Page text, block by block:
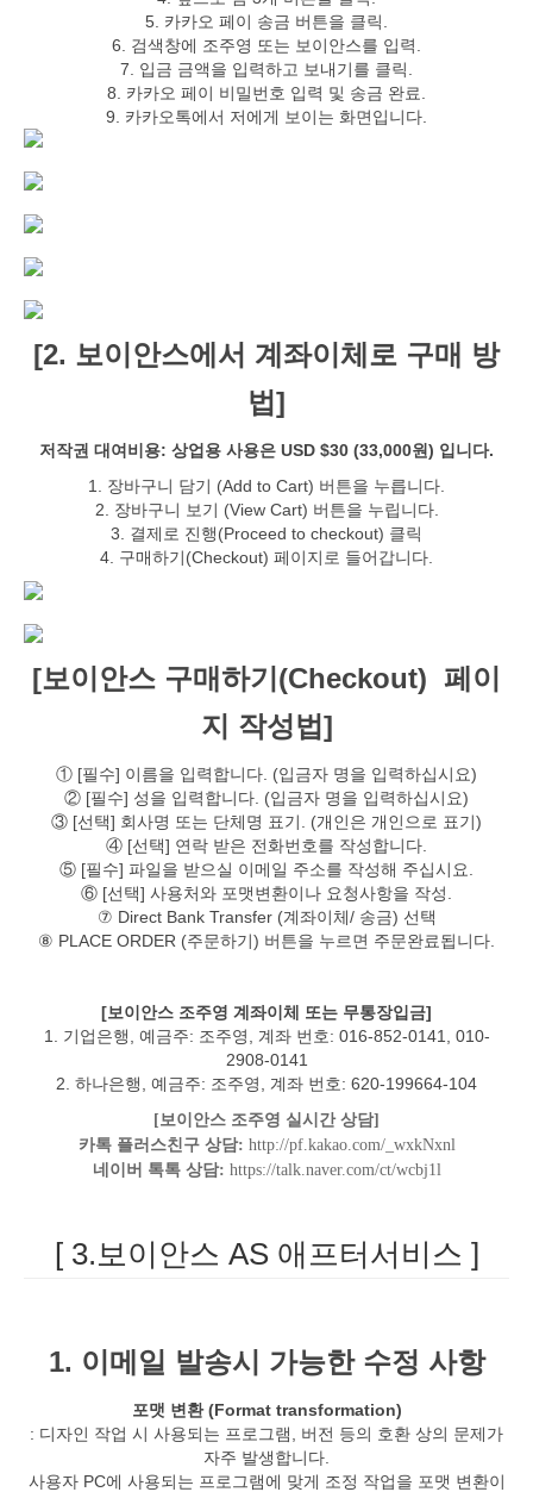
5. 카카오 페이 송금 버튼을 클릭.
6. 검색창에 조주영 또는 보이안스를 입력.
7. 입금 금액을 입력하고 보내기를 클릭.
8. 카카오 페이 비밀번호 입력 및 송금 완료.
9. 카카오톡에서 저에게 보이는 화면입니다.
[2. 보이안스에서 계좌이체로 구매 방
법]
저작권 대여비용: 상업용 사용은 USD $30 (33,000원) 입니다.
1. 장바구니 담기 (Add to Cart) 버튼을 누릅니다.
2. 장바구니 보기 (View Cart) 버튼을 누립니다.
3. 결제로 진행(Proceed to checkout) 클릭
4. 구매하기(Checkout) 페이지로 들어갑니다.
[보이안스 구매하기(Checkout) 페이
지 작성법]
① [필수] 이름을 입력합니다. (입금자 명을 입력하십시요)
② [필수] 성을 입력합니다. (입금자 명을 입력하십시요)
③ [선택] 회사명 또는 단체명 표기. (개인은 개인으로 표기)
④ [선택] 연락 받은 전화번호를 작성합니다.
⑤ [필수] 파일을 받으실 이메일 주소를 작성해 주십시요.
⑥ [선택] 사용처와 포맷변환이나 요청사항을 작성.
⑦ Direct Bank Transfer (계좌이체/ 송금) 선택
⑧ PLACE ORDER (주문하기) 버튼을 누르면 주문완료됩니다.
[보이안스 조주영 계좌이체 또는 무통장입금]
1. 기업은행, 예금주: 조주영, 계좌 번호: 016-852-0141, 010-
2908-0141
2. 하나은행, 예금주: 조주영, 계좌 번호: 620-199664-104
[보이안스 조주영 실시간 상담]
카톡 플러스친구 상담: http://pf.kakao.com/_wxkNxnl
네이버 톡톡 상담: https://talk.naver.com/ct/wcbj1l
[ 3.보이안스 AS 애프터서비스 ]
1. 이메일 발송시 가능한 수정 사항
포맷 변환 (Format transformation)
: 디자인 작업 시 사용되는 프로그램, 버전 등의 호환 상의 문제가
자주 발생합니다.
사용자 PC에 사용되는 프로그램에 맞게 조정 작업을 포맷 변환이